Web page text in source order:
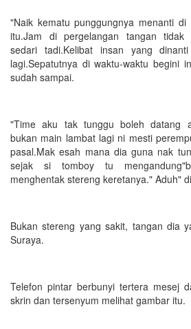
"Naik kematu punggungnya menanti
itu.Jam di pergelangan tangan tidak
sedari tadi.Kelibat insan yang
lagi.Sepatutnya di waktu-waktu begini
sudah sampai.
"Time aku tak tunggu boleh datang
bukan main lambat lagi ni mesti
pasal.Mak esah mana dia guna nak
sejak si tomboy tu
menghentak stereng keretanya." Aduh"
Bukan stereng yang sakit, tangan dia
Suraya.
Telefon pintar berbunyi tertera mesej
skrin dan tersenyum melihat gambar itu.